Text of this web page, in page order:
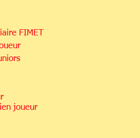
FIMET
joueur